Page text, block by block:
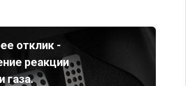
отклик -
реакции
газа.